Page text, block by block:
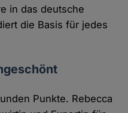
in das deutsche
die Basis für jedes
Punkte. Rebecca